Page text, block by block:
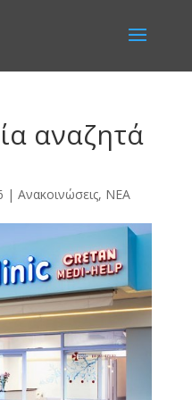
αναζητά
| Ανακοινώσεις, ΝΕΑ